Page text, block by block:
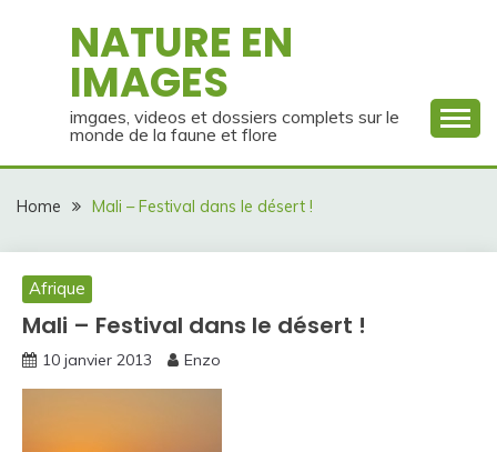
NATURE EN
IMAGES
imgaes, videos et dossiers complets sur le
monde de la faune et flore
Home Mali – Festival dans le désert !
Afrique
Mali – Festival dans le désert !
10 janvier 2013 Enzo